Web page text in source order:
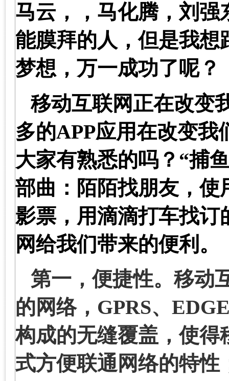
马云，，马化腾，刘
能膜拜的人，但是我
梦想，万一成功了呢？
移动互联网正在改变
多的APP应用在改变我
大家有熟悉的吗？“捕
部曲：陌陌找朋友，
影票，用滴滴打车找
网给我们带来的便利。
第一，便捷性。移动
的网络， GPRS、
构成的无缝覆盖，使
式方便联通网络的特性